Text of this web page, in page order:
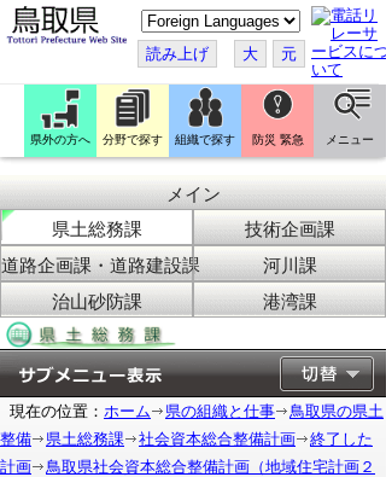
こ
の
ペ
ー
ジ
翻
訳
す
読み上げ 大 元
県外の方へ 分野で探す 組織で探す 防災 緊急 メニュー
メイン
県土総務課
技術企画課
道路企画課・道路建設課
河川課
治山砂防課
港湾課
現在の位置： ホーム 県の組織と仕事
鳥取県の県土
整備
県土総務課 社会資本総合整備計画
終了した
計画
鳥取県社会資本総合整備計画（地域住宅計画２